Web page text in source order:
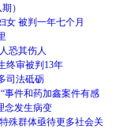
）
女 被判一年七个月
恐其伤人
终审被判13年
司法砥砺
事件和药加鑫案件有感
念发生病变
殊群体亟待更多社会关